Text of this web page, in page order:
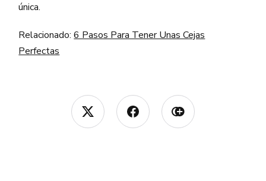
única.
Relacionado:6 Pasos Para Tener Unas Cejas
Perfectas